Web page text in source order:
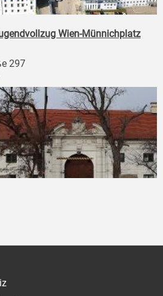
Wien-Münnichplatz
297